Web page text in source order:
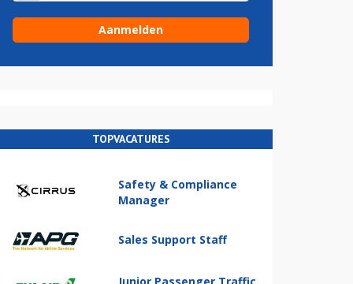
TOPVACATURES
Safety & Compliance
Manager
Sales Support Staff